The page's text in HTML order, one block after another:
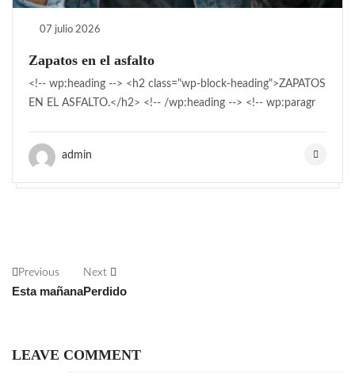
07 julio 2026
Zapatos en el asfalto
<!-- wp:heading --> <h2 class="wp-block-heading">ZAPATOS
EN EL ASFALTO.</h2> <!-- /wp:heading --> <!-- wp:paragr
admin
Previous
Esta mañana
Next
Perdido
LEAVE COMMENT